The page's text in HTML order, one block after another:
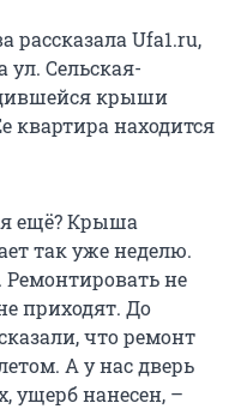
рассказала Ufa1.ru,
Сельская-
крыши
квартира находится
ещё? Крыша
так уже неделю.
не
приходят. До
что ремонт
А у нас дверь
ущерб нанесен, –